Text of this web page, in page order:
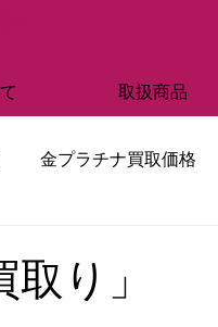
取扱商品
金プラチナ買取価格
り」